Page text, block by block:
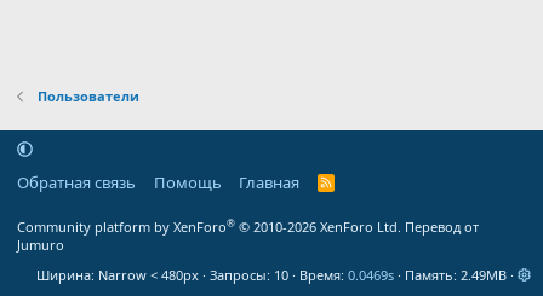
Пользователи
Обратная связь Помощь Главная
R
Community platform by XenForo® © 2010-2026 XenForo Ltd. Перевод от
Jumuro
Ширина
Запросы 10 Время 0.0469s Память 2.49MB